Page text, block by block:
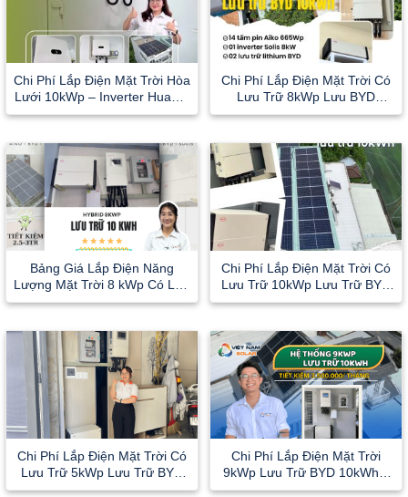
Chi Phí Lắp Điện Mặt Trời Hòa
Lưới 10kWp – Inverter Huawei
10kW 3 pha
Chi Phí Lắp Điện Mặt Trời Có
Lưu Trữ 8kWp Lưu BYD
10kWh | Cho Tiệm Cà Phê Ở
Bảng Giá Lắp Điện Năng
Lượng Mặt Trời 8 kWp Có Lưu
trữ 10 kWh Tại Quận 8
Chi Phí Lắp Điện Mặt Trời Có
Lưu Trữ 10kWp Lưu Trữ BYD
10kWh Tại Thủ Đức
Chi Phí Lắp Điện Mặt Trời Có
Lưu Trữ 5kWp Lưu Trữ BYD
5kWh Tại Quận 12
Chi Phí Lắp Điện Mặt Trời
9kWp Lưu Trữ BYD 10kWh –
Tiết kiệm ngay 3 triệu mỗi